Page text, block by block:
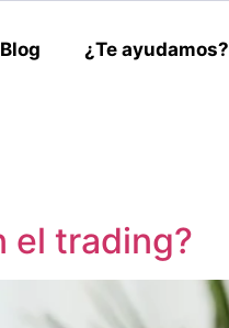
Blog ¿Te ayudamos?
el trading?